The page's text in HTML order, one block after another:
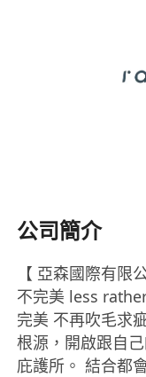
公司簡介
【 亞森國際有
不完美 less
完美 不再吹毛求
根源，開啟跟自
庇護所。 結合都